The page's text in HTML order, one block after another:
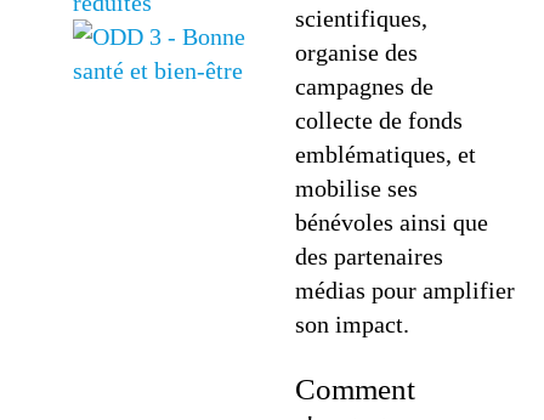
scientifiques,
organise des
campagnes de
collecte de fonds
emblématiques, et
mobilise ses
bénévoles ainsi que
des partenaires
médias pour amplifier
son impact.
Comment